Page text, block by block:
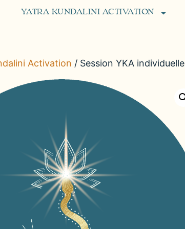
YATRA KUNDALINI ACTIVATION
Activation / Session YKA individuelle